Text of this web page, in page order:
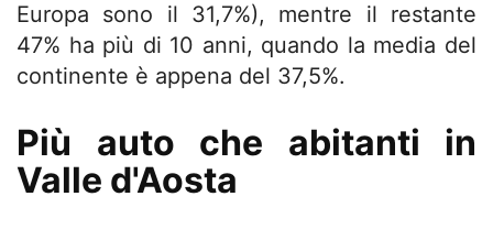
Europa sono il 31,7%), mentre il restante
47% ha più di 10 anni, quando la media del
continente è appena del 37,5%.
Più auto che abitanti in
Valle d'Aosta